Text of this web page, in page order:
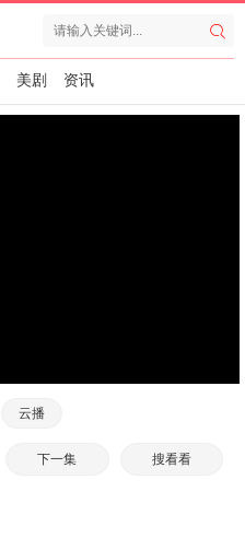
美剧 资讯
云播
下一集 搜看看